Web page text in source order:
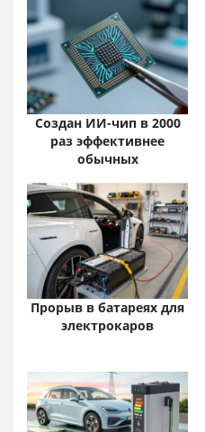
Создан ИИ-чип в 2000
раз эффективнее
обычных
Прорыв в батареях для
электрокаров